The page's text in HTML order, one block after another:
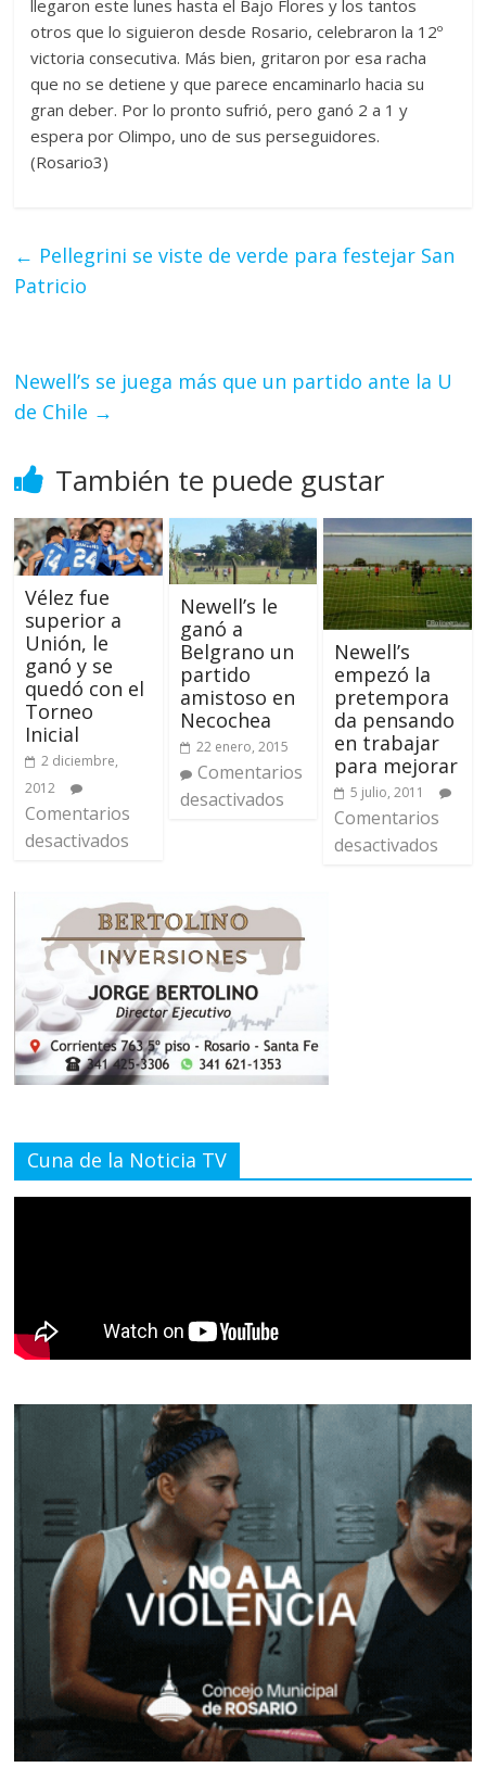
llegaron este lunes hasta el Bajo Flores y los tantos
otros que lo siguieron desde Rosario, celebraron la 12º
victoria consecutiva. Más bien, gritaron por esa racha
que no se detiene y que parece encaminarlo hacia su
gran deber. Por lo pronto sufrió, pero ganó 2 a 1 y
espera por Olimpo, uno de sus perseguidores.
(Rosario3)
← Pellegrini se viste de verde para festejar San
Patricio
Newell’s se juega más que un partido ante la U
de Chile →
También te puede gustar
Vélez fue
superior a
Unión, le
ganó y se
quedó con el
Torneo
Inicial
2 diciembre,
2012
Comentarios
desactivados
Newell’s le
ganó a
Belgrano un
partido
amistoso en
Necochea
22 enero, 2015
Comentarios
desactivados
Newell’s
empezó la
pretempora
da pensando
en trabajar
para mejorar
5 julio, 2011
Comentarios
desactivados
Cuna de la Noticia TV